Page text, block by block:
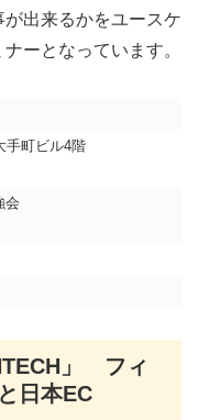
出来るかをユースケ
ーとなっています。
町ビル4階
会
」 フィ
日本EC